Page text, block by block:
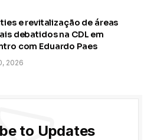
e revitalização de áreas
debatidos na CDL em
com Eduardo Paes
2026
to Updates